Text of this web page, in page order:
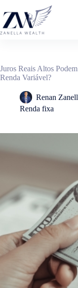
para
conteúdo
Juros Reais Altos
Renda Variável?
Renan
Renda fixa